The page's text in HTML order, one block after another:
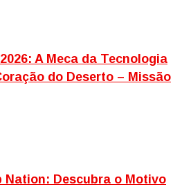
A Meca da Tecnologia
do Deserto – Missão
Nation: Descubra o Motivo